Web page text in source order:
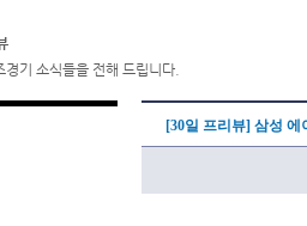
기 소식들을 전해 드립니다.
[30일 프리뷰] 삼성